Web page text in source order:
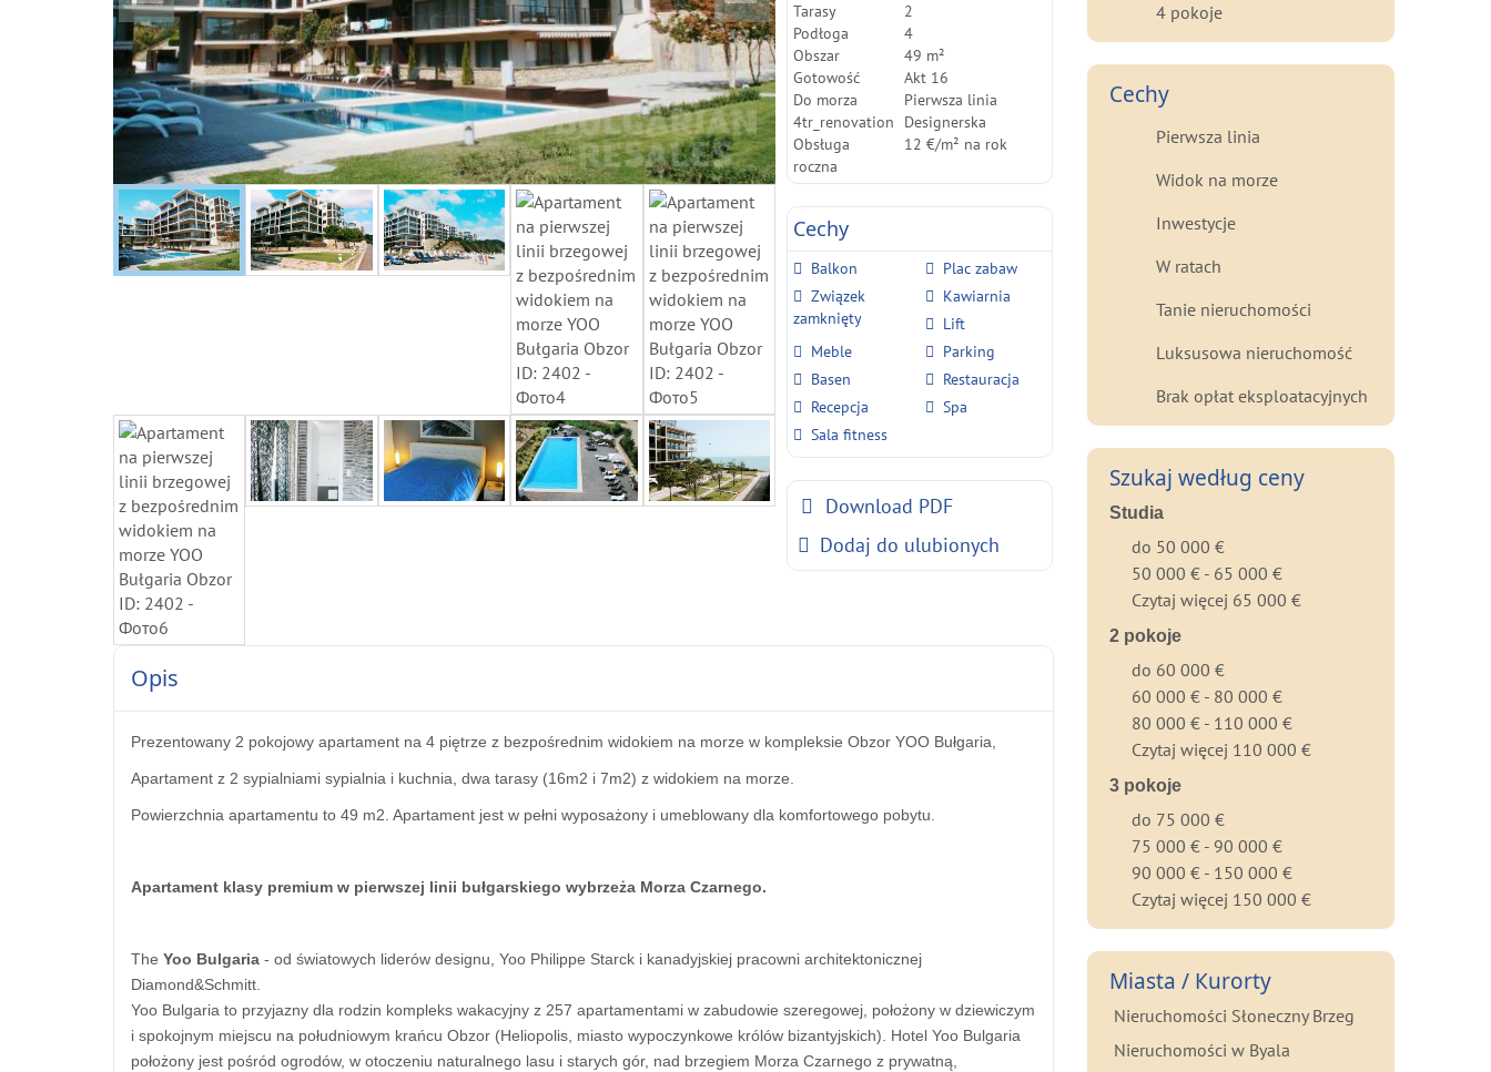
Tarasy
2
Podłoga
4
Obszar
49 m²
Gotowość
Akt 16
Do morza
Pierwsza linia
4tr_renovation
Designerska
Obsługa
roczna
12 €/m² na rok
Cechy
Balkon
Plac zabaw
Związek
zamknięty
Kawiarnia
Lift
Meble
Parking
Basen
Restauracja
Recepcja
Spa
Sala fitness
Download PDF
Dodaj do ulubionych
Opis
Prezentowany 2 pokojowy apartament na 4 piętrze z bezpośrednim widokiem na morze w kompleksie Obzor YOO Bułgaria,
Apartament z 2 sypialniami sypialnia i kuchnia, dwa tarasy (16m2 i 7m2) z widokiem na morze.
Powierzchnia apartamentu to 49 m2. Apartament jest w pełni wyposażony i umeblowany dla komfortowego pobytu.
Apartament klasy premium w pierwszej linii bułgarskiego wybrzeża Morza Czarnego.
The Yoo Bulgaria - od światowych liderów designu, Yoo Philippe Starck i kanadyjskiej pracowni architektonicznej
Diamond&Schmitt.
Yoo Bulgaria to przyjazny dla rodzin kompleks wakacyjny z 257 apartamentami w zabudowie szeregowej, położony w dziewiczym
i spokojnym miejscu na południowym krańcu Obzor (Heliopolis, miasto wypoczynkowe królów bizantyjskich). Hotel Yoo Bulgaria
położony jest pośród ogrodów, w otoczeniu naturalnego lasu i starych gór, nad brzegiem Morza Czarnego z prywatną,
4 pokoje
Cechy
Pierwsza linia
Widok na morze
Inwestycje
W ratach
Tanie nieruchomości
Luksusowa nieruchomość
Brak opłat eksploatacyjnych
Szukaj według ceny
Studia
do 50 000 €
50 000 € - 65 000 €
Czytaj więcej 65 000 €
2 pokoje
do 60 000 €
60 000 € - 80 000 €
80 000 € - 110 000 €
Czytaj więcej 110 000 €
3 pokoje
do 75 000 €
75 000 € - 90 000 €
90 000 € - 150 000 €
Czytaj więcej 150 000 €
Miasta / Кurorty
Nieruchomości Słoneczny Brzeg
Nieruchomości w Byala